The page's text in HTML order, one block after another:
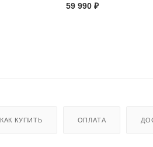
59 990 ₽
КАК КУПИТЬ ОПЛАТА